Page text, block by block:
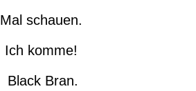
Mal schauen.
Ich komme!
Black Bran.